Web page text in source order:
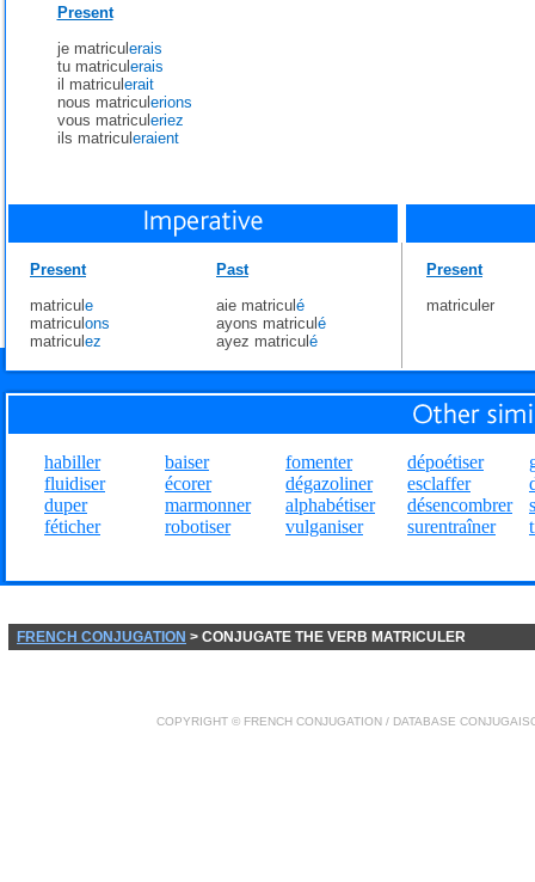
Present
je matricul erais
tu matricul erais
il matricul erait
nous matricul erions
vous matricul eriez
ils matricul eraient
Present
matricul e
matricul ons
matricul ez
Past
aie matricul é
ayons matricul é
ayez matricul é
Present
matriculer
habiller
fluidiser
duper
féticher
baiser
écorer
marmonner
robotiser
fomenter
dégazoliner
alphabétiser
vulganiser
dépoétiser
esclaffer
désencombrer
surentraîner
FRENCH CONJUGATION > CONJUGATE THE VERB MATRICULER
COPYRIGHT © FRENCH CONJUGATION / DATABASE